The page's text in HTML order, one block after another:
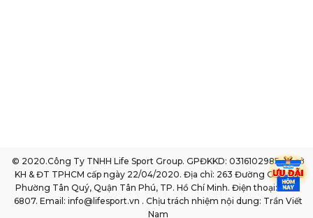
© 2020.Công Ty TNHH Life Sport Group. GPĐKKD: 0316102985 do sở
KH & ĐT TPHCM cấp ngày 22/04/2020. Địa chỉ: 263 Đường Gò Dầu,
Phường Tân Quý, Quận Tân Phú, TP. Hồ Chí Minh. Điện thoại: 1800
6807. Email: info@lifesport.vn . Chịu trách nhiệm nội dung: Trần Viết
Nam